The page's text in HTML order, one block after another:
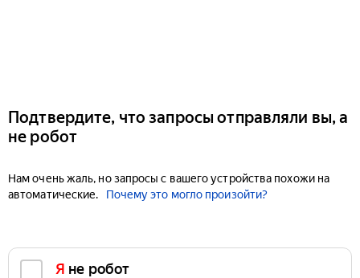
Подтвердите, что запросы отправляли вы, а
не робот
Нам очень жаль, но запросы с вашего устройства похожи на
автоматические.
Почему это могло произойти?
Я не робот